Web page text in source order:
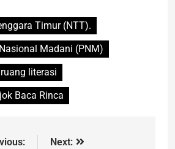
Timur (NTT).
Madani (PNM)
ruang literasi
Baca Rinca
Next: